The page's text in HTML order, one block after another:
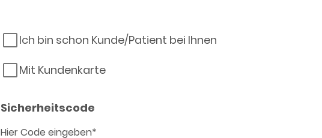
Ich bin schon Kunde/Patient bei Ihnen
Mit Kundenkarte
Sicherheitscode
Hier Code eingeben*